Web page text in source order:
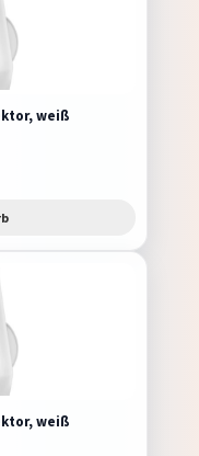
weiß
weiß